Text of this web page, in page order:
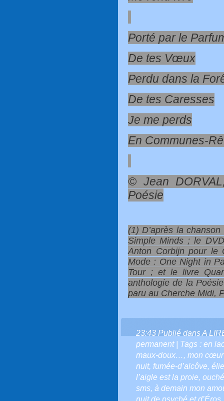
Porté par le
De tes Vœux
Perdu dans la
De tes Caresses
Je me perds
En Communes-
© Jean
Poésie
(1) D’après la
Simple Minds ; le
Anton Corbijn pour le
Mode : One Night in
Tour ; et le livre
anthologie de la
paru au Cherche Midi,
23:43 Publié dansA
permanent| Tags : en
maux-doux…, mon cœur
nuit, fumée-d’alcôve,
l’aigle est la proie,
sms, à demain mon
nuit de psyché et d’Éros